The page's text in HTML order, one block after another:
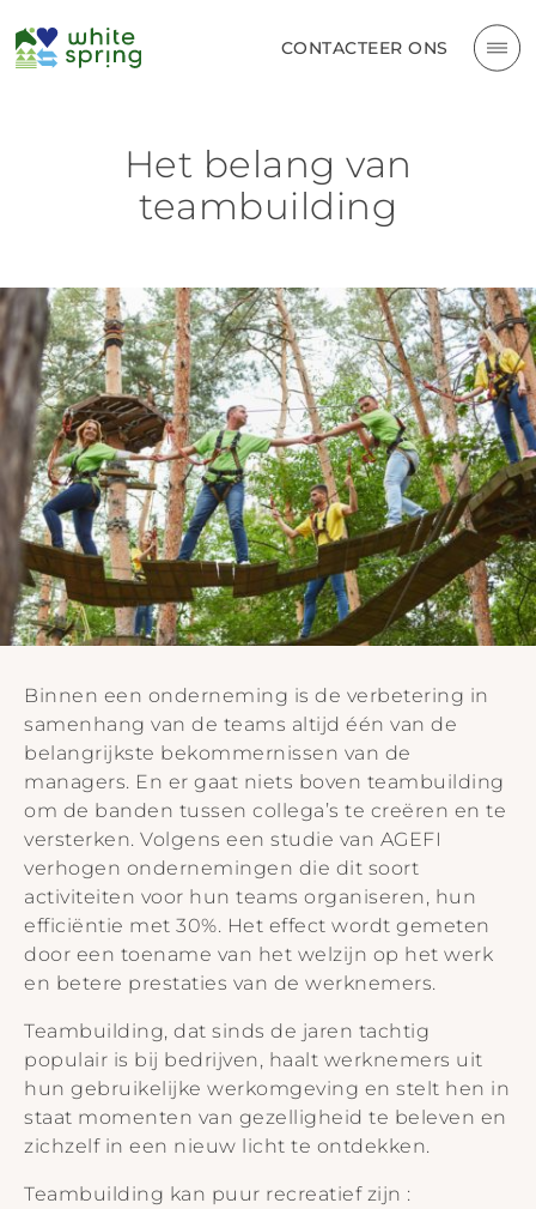
CONTACTEER ONS
Het belang van
teambuilding
Binnen een onderneming is de verbetering in
samenhang van de teams altijd één van de
belangrijkste bekommernissen van de
managers. En er gaat niets boven teambuilding
om de banden tussen collega’s te creëren en te
versterken. Volgens een studie van AGEFI
verhogen ondernemingen die dit soort
activiteiten voor hun teams organiseren, hun
efficiëntie met 30%. Het effect wordt gemeten
door een toename van het welzijn op het werk
en betere prestaties van de werknemers.
Teambuilding, dat sinds de jaren tachtig
populair is bij bedrijven, haalt werknemers uit
hun gebruikelijke werkomgeving en stelt hen in
staat momenten van gezelligheid te beleven en
zichzelf in een nieuw licht te ontdekken.
Teambuilding kan puur recreatief zijn :